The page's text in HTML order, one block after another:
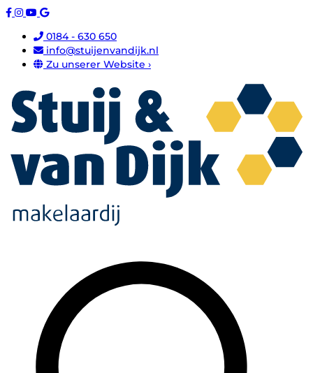
0184 - 630 650
info@stuijenvandijk.nl
Zu unserer Website ›